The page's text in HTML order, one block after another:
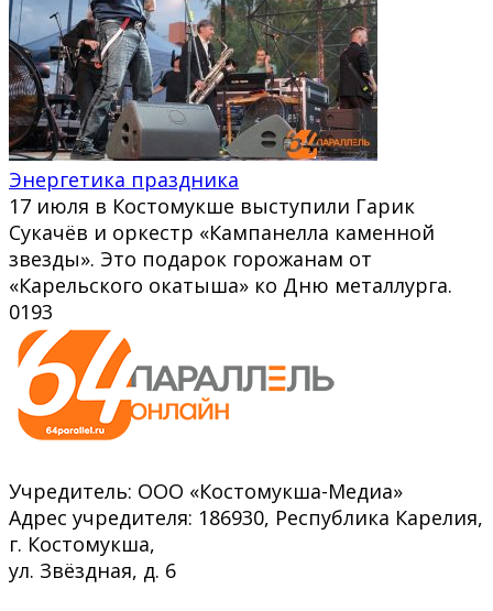
Энергетика праздника
17 июля в Костомукше выступили Гарик
Сукачёв и оркестр «Кампанелла каменной
звезды». Это подарок горожанам от
«Карельского окатыша» ко Дню металлурга.
0193
Учредитель: ООО «Костомукша-Медиа»
Адрес учредителя: 186930, Республика Карелия,
г. Костомукша,
ул. Звёздная, д. 6